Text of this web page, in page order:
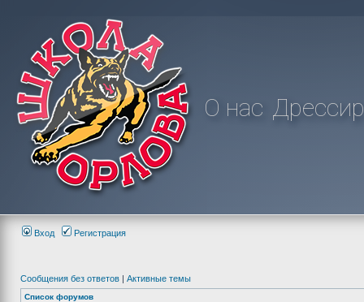
О нас
Вход Регистрация
Сообщения без ответов | Активные темы
Список форумов